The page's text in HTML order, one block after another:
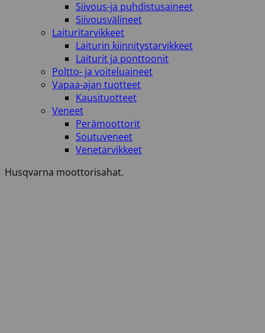
Siivous-ja puhdistusaineet
Siivousvälineet
Laituritarvikkeet
Laiturin kiinnitystarvikkeet
Laiturit ja ponttoonit
Poltto- ja voiteluaineet
Vapaa-ajan tuotteet
Kausituotteet
Veneet
Perämoottorit
Soutuveneet
Venetarvikkeet
Husqvarna moottorisahat.